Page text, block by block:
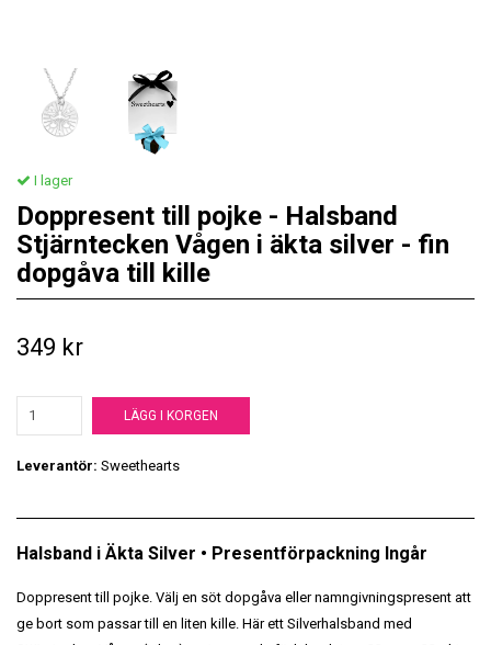
I lager
Doppresent till pojke - Halsband
Stjärntecken Vågen i äkta silver - fin
dopgåva till kille
349 kr
LÄGG I KORGEN
Leverantör: Sweethearts
Halsband i Äkta Silver • Presentförpackning Ingår
Doppresent till pojke. Välj en söt dopgåva eller namngivningspresent att
ge bort som passar till en liten kille. Här ett Silverhalsband med